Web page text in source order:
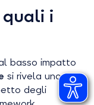
quali i
basso impatto
si rivela uno
degli